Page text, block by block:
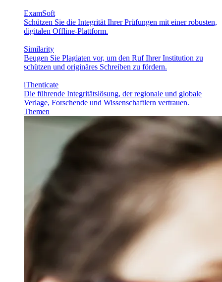
ExamSoft
Schützen Sie die Integrität Ihrer Prüfungen mit einer robusten,
digitalen Offline-Plattform.
Similarity
Beugen Sie Plagiaten vor, um den Ruf Ihrer Institution zu
schützen und originäres Schreiben zu fördern.
iThenticate
Die führende Integritätslösung, der regionale und globale
Verlage, Forschende und Wissenschaftlern vertrauen.
Themen